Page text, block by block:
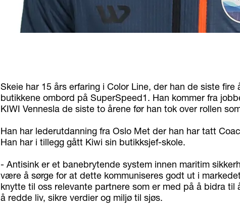
Skeie har 15 års erfaring i Color Line, der han de siste fire
butikkene ombord på SuperSpeed1. Han kommer fra
KIWI Vennesla de siste to årene før han tok over rollen
Han har lederutdanning fra Oslo Met der han har tatt
Han har i tillegg gått Kiwi sin butikksjef-skole.
- Antisink er et banebrytende system innen maritim
være å sørge for at dette kommuniseres godt ut i
knytte til oss relevante partnere som er med på å bidra til
å redde liv, sikre verdier og miljø til sjøs.